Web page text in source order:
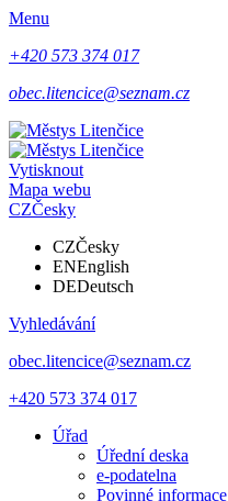
Menu
+420 573 374 017
obec.litencice@seznam.cz
Vytisknout
Mapa webu
CZČesky
CZČesky
ENEnglish
DEDeutsch
Vyhledávání
obec.litencice@seznam.cz
+420 573 374 017
Úřad
Úřední deska
e-podatelna
Povinné informace